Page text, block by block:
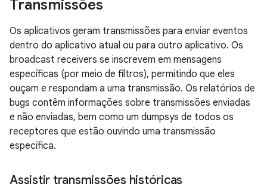
Transmissões
Os aplicativos geram transmissões para enviar eventos
dentro do aplicativo atual ou para outro aplicativo. Os
broadcast receivers se inscrevem em mensagens
específicas (por meio de filtros), permitindo que eles
ouçam e respondam a uma transmissão. Os relatórios de
bugs contêm informações sobre transmissões enviadas
e não enviadas, bem como um dumpsys de todos os
receptores que estão ouvindo uma transmissão
específica.
Assistir transmissões históricas